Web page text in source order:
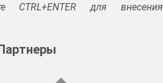
CTRL+ENTER для внесения